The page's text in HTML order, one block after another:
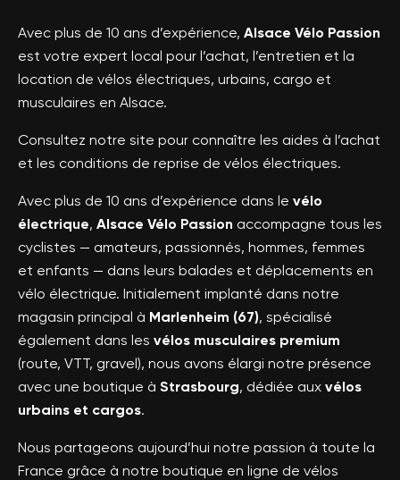
Avec plus de 10 ans d’expérience, Alsace Vélo Passion
est votre expert local pour l’achat, l’entretien et la
location de vélos électriques, urbains, cargo et
musculaires en Alsace.
Consultez notre site pour connaître les aides à l’achat
et les conditions de reprise de vélos électriques.
Avec plus de 10 ans d’expérience dans le vélo
électrique, Alsace Vélo Passion accompagne tous les
cyclistes — amateurs, passionnés, hommes, femmes
et enfants — dans leurs balades et déplacements en
vélo électrique. Initialement implanté dans notre
magasin principal à Marlenheim (67), spécialisé
également dans les vélos musculaires premium
(route, VTT, gravel), nous avons élargi notre présence
avec une boutique à Strasbourg, dédiée aux vélos
urbains et cargos.
Nous partageons aujourd’hui notre passion à toute la
France grâce à notre boutique en ligne de vélos